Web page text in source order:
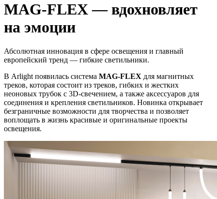
MAG-FLEX — вдохновляет
на эмоции
Абсолютная инновация в сфере освещения и главный
европейский тренд — гибкие светильники.
В Arlight появилась система MAG-FLEX для магнитных
треков, которая состоит из треков, гибких и жестких
неоновых трубок с 3D-свечением, а также аксессуаров для
соединения и крепления светильников. Новинка открывает
безграничные возможности для творчества и позволяет
воплощать в жизнь красивые и оригинальные проекты
освещения.